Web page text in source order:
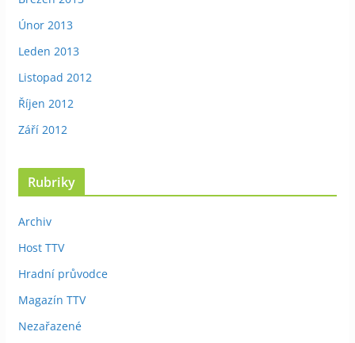
Únor 2013
Leden 2013
Listopad 2012
Říjen 2012
Září 2012
Rubriky
Archiv
Host TTV
Hradní průvodce
Magazín TTV
Nezařazené